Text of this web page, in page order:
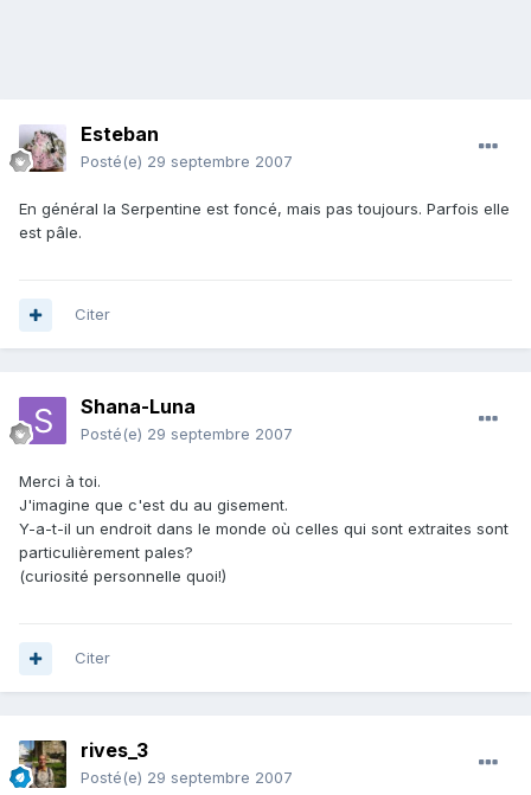
Esteban
Posté(e) 29 septembre 2007
En général la Serpentine est foncé, mais pas toujours. Parfois elle
est pâle.
Citer
Shana-Luna
Posté(e) 29 septembre 2007
Merci à toi.
J'imagine que c'est du au gisement.
Y-a-t-il un endroit dans le monde où celles qui sont extraites sont
particulièrement pales?
(curiosité personnelle quoi!)
Citer
rives_3
Posté(e) 29 septembre 2007